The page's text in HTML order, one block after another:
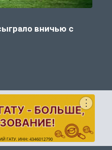
вничью с